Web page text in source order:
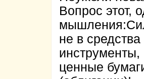
Вопрос этот,
не в
ценные